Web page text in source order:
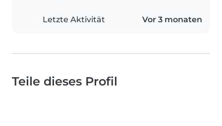
Letzte Aktivität Vor 3 monaten
Teile dieses Profil